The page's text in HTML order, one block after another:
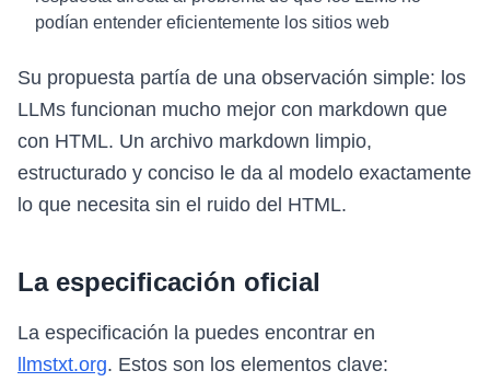
podían entender eficientemente los sitios web
Su propuesta partía de una observación simple: los
LLMs funcionan mucho mejor con markdown que
con HTML. Un archivo markdown limpio,
estructurado y conciso le da al modelo exactamente
lo que necesita sin el ruido del HTML.
La especificación oficial
La especificación la puedes encontrar en
llmstxt.org. Estos son los elementos clave: